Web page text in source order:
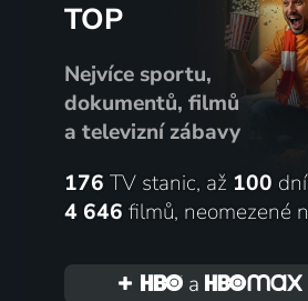
TOP
Nejvíce sportu,
dokumentů, filmů
a televizní zábavy
176 TV stanic, až 100
4 646 filmů, neomezené
a